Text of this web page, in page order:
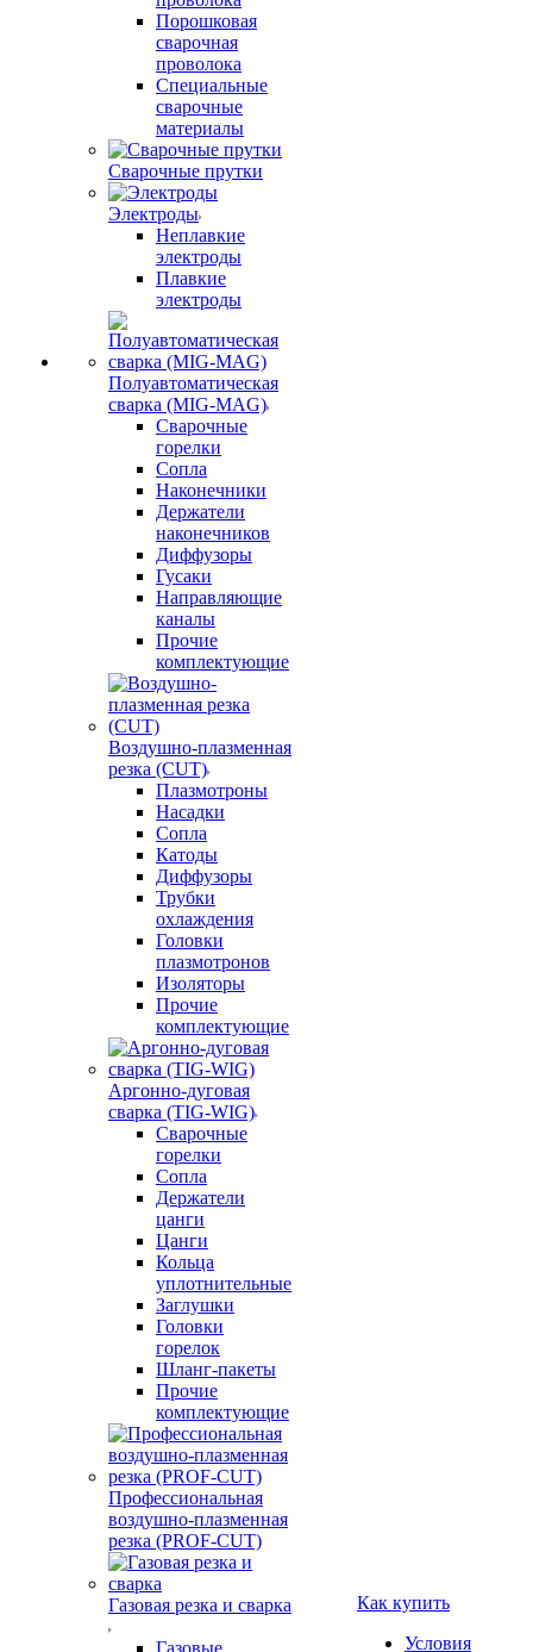
Порошковая
сварочная
проволока
Специальные
сварочные
материалы
Сварочные прутки
Электроды
Неплавкие
электроды
Плавкие
электроды
Полуавтоматическая
сварка (MIG-MAG)
Сварочные
горелки
Сопла
Наконечники
Держатели
наконечников
Диффузоры
Гусаки
Направляющие
каналы
Прочие
комплектующие
Воздушно-плазменная
резка (CUT)
Плазмотроны
Насадки
Сопла
Катоды
Диффузоры
Трубки
охлаждения
Головки
плазмотронов
Изоляторы
Прочие
комплектующие
Аргонно-дуговая
сварка (TIG-WIG)
Сварочные
горелки
Сопла
Держатели
цанги
Цанги
Кольца
уплотнительные
Заглушки
Головки
горелок
Шланг-пакеты
Прочие
комплектующие
Профессиональная
воздушно-плазменная
резка (PROF-CUT)
Газовая резка и сварка
Газовые
Как купить
Условия